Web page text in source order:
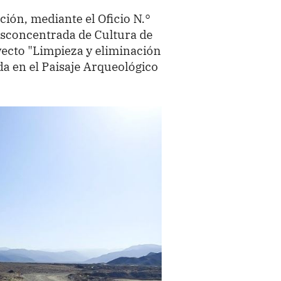
mediante el Oficio N.°
de Cultura de
"Limpieza y eliminación
en el Paisaje Arqueológico